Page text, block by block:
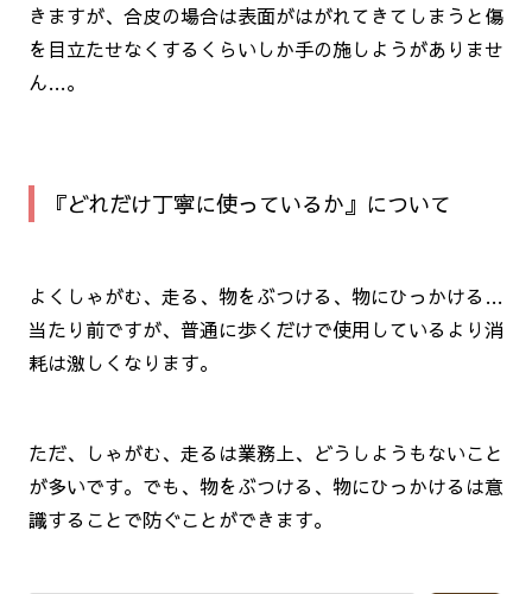
きますが、合皮の場合は表面がはがれてきてしまうと傷
を目立たせなくするくらいしか手の施しようがありませ
ん…。
『どれだけ丁寧に使っているか』について
よくしゃがむ、走る、物をぶつける、物にひっかける…
当たり前ですが、普通に歩くだけで使用しているより消
耗は激しくなります。
ただ、しゃがむ、走るは業務上、どうしようもないこと
が多いです。でも、物をぶつける、物にひっかけるは意
識することで防ぐことができます。